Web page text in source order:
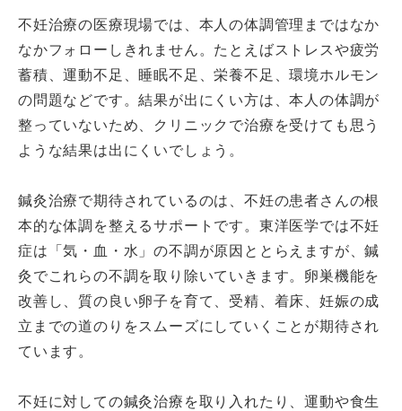
不妊治療の医療現場では、本人の体調管理まではなか
なかフォローしきれません。たとえばストレスや疲労
蓄積、運動不足、睡眠不足、栄養不足、環境ホルモン
の問題などです。結果が出にくい方は、本人の体調が
整っていないため、クリニックで治療を受けても思う
ような結果は出にくいでしょう。
鍼灸治療で期待されているのは、不妊の患者さんの根
本的な体調を整えるサポートです。東洋医学では不妊
症は「気・血・水」の不調が原因ととらえますが、鍼
灸でこれらの不調を取り除いていきます。卵巣機能を
改善し、質の良い卵子を育て、受精、着床、妊娠の成
立までの道のりをスムーズにしていくことが期待され
ています。
不妊に対しての鍼灸治療を取り入れたり、運動や食生